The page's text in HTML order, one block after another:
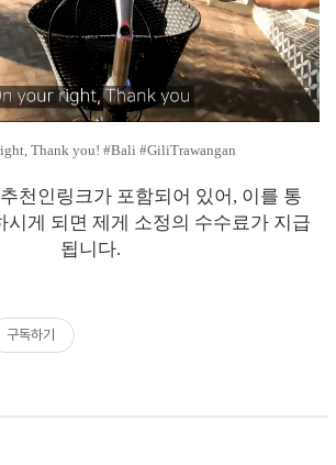
Thank you! #Bali #GiliTrawangan
천인링크가 포함되어 있어, 이를 통
시게 되면 제게 소정의 수수료가 지급
됩니다.
구독하기